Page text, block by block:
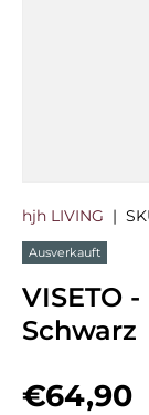
hjh LIVING |
Ausverkauft
VISETO
Schwarz
€64,90